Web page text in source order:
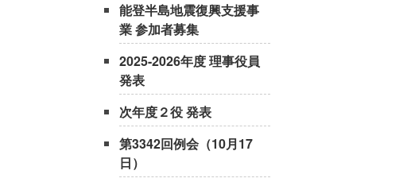
能登半島地震復興支援事
業 参加者募集
2025-2026年度 理事役員
発表
次年度２役 発表
第3342回例会（10月17
日）